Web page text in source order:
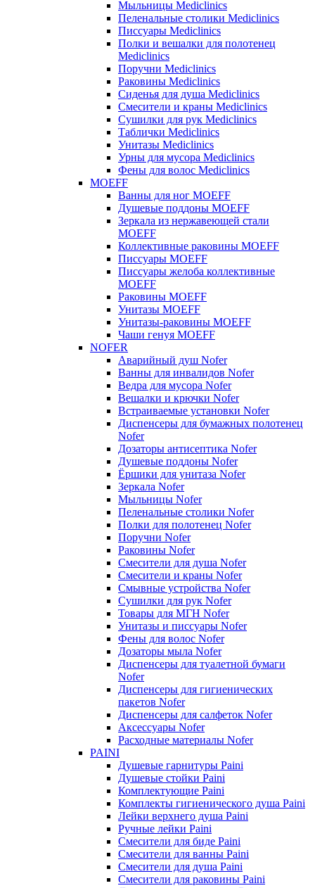
Мыльницы Mediclinics
Пеленальные столики Mediclinics
Писсуары Mediclinics
Полки и вешалки для полотенец
Mediclinics
Поручни Mediclinics
Раковины Mediclinics
Сиденья для душа Mediclinics
Смесители и краны Mediclinics
Сушилки для рук Mediclinics
Таблички Mediclinics
Унитазы Mediclinics
Урны для мусора Mediclinics
Фены для волос Mediclinics
MOEFF
Ванны для ног MOEFF
Душевые поддоны MOEFF
Зеркала из нержавеющей стали
MOEFF
Коллективные раковины MOEFF
Писсуары MOEFF
Писсуары желоба коллективные
MOEFF
Раковины MOEFF
Унитазы MOEFF
Унитазы-раковины MOEFF
Чаши генуя MOEFF
NOFER
Аварийный душ Nofer
Ванны для инвалидов Nofer
Ведра для мусора Nofer
Вешалки и крючки Nofer
Встраиваемые установки Nofer
Диспенсеры для бумажных полотенец
Nofer
Дозаторы антисептика Nofer
Душевые поддоны Nofer
Ёршики для унитаза Nofer
Зеркала Nofer
Мыльницы Nofer
Пеленальные столики Nofer
Полки для полотенец Nofer
Поручни Nofer
Раковины Nofer
Смесители для душа Nofer
Смесители и краны Nofer
Смывные устройства Nofer
Сушилки для рук Nofer
Товары для МГН Nofer
Унитазы и писсуары Nofer
Фены для волос Nofer
Дозаторы мыла Nofer
Диспенсеры для туалетной бумаги
Nofer
Диспенсеры для гигиенических
пакетов Nofer
Диспенсеры для салфеток Nofer
Аксессуары Nofer
Расходные материалы Nofer
PAINI
Душевые гарнитуры Paini
Душевые стойки Paini
Комплектующие Paini
Комплекты гигиенического душа Paini
Лейки верхнего душа Paini
Ручные лейки Paini
Смесители для биде Paini
Смесители для ванны Paini
Смесители для душа Paini
Смесители для раковины Paini